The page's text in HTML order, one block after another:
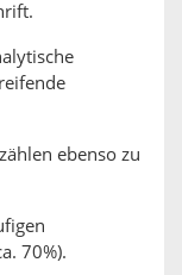
ebenso zu
70%).